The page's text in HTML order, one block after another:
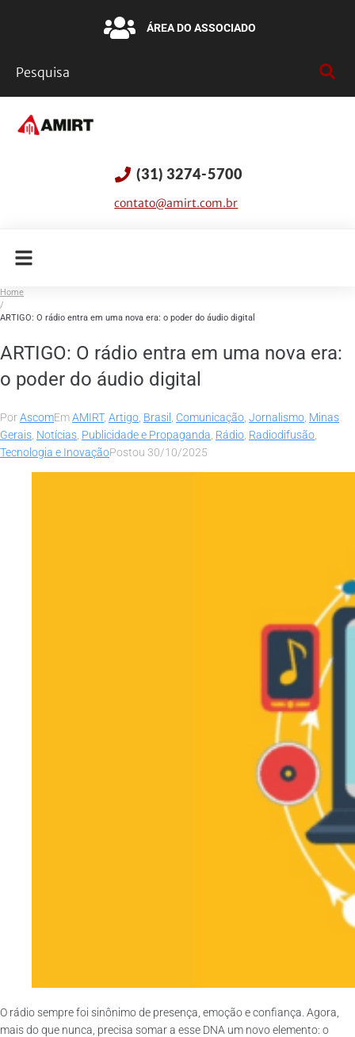
ÁREA DO ASSOCIADO
(31) 3274-5700
contato@amirt.com.br
Home
/
ARTIGO: O rádio entra em uma nova era: o poder do áudio digital
ARTIGO: O rádio entra em uma nova era:
o poder do áudio digital
PorAscomEmAMIRT, Artigo Brasil Comunicação Jornalismo Minas
Gerais Notícias Publicidade e Propaganda Rádio Radiodifusão
Tecnologia e InovaçãoPostou 30/10/2025
O rádio sempre foi sinônimo de presença, emoção e confiança. Agora,
mais do que nunca, precisa somar a esse DNA um novo elemento: o